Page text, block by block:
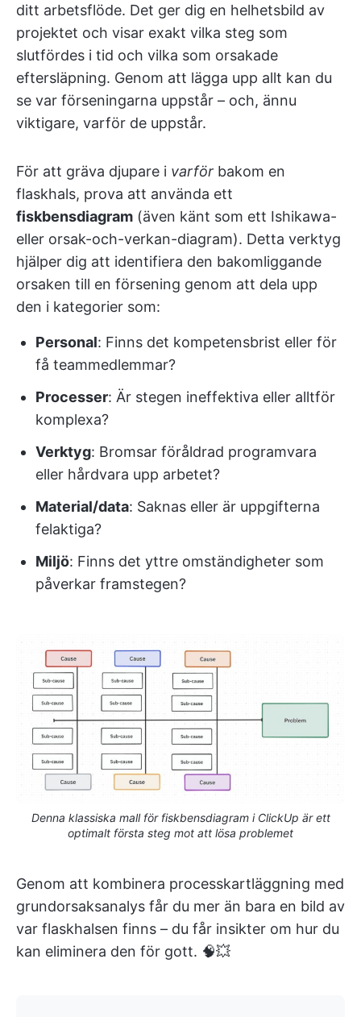
ditt arbetsflöde. Det ger dig en helhetsbild av
projektet och visar exakt vilka steg som
slutfördes i tid och vilka som orsakade
eftersläpning. Genom att lägga upp allt kan du
se var förseningarna uppstår – och, ännu
viktigare, varför de uppstår.
För att gräva djupare i varför bakom en
flaskhals, prova att använda ett
fiskbensdiagram (även känt som ett Ishikawa-
eller orsak-och-verkan-diagram). Detta verktyg
hjälper dig att identifiera den bakomliggande
orsaken till en försening genom att dela upp
den i kategorier som:
Personal: Finns det kompetensbrist eller för
få teammedlemmar?
Processer: Är stegen ineffektiva eller alltför
komplexa?
Verktyg: Bromsar föråldrad programvara
eller hårdvara upp arbetet?
Material/data: Saknas eller är uppgifterna
felaktiga?
Miljö: Finns det yttre omständigheter som
påverkar framstegen?
Denna klassiska mall för fiskbensdiagram i ClickUp är ett
optimalt första steg mot att lösa problemet
Genom att kombinera processkartläggning med
grundorsaksanalys får du mer än bara en bild av
var flaskhalsen finns – du får insikter om hur du
kan eliminera den för gott. 🧠💥